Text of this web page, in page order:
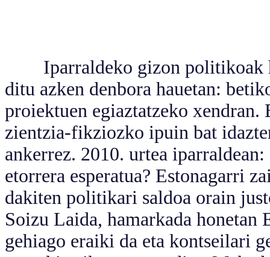
Iparraldeko gizon politikoak
ditu azken denbora hauetan:
proiektuen egiaztatzeko
zientzia-fikziozko ipuin bat
ankerrez. 2010. urtea
etorrera esperatua? Estonagarri
dakiten politikari saldoa orain
Soizu Laida, hamarkada
gehiago eraiki da eta kontseilari